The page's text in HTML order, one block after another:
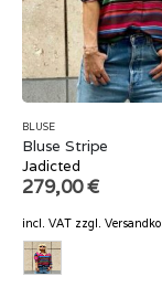
BLUSE
Bluse Stripe
Jadicted
279,00€
incl. VAT zzgl.